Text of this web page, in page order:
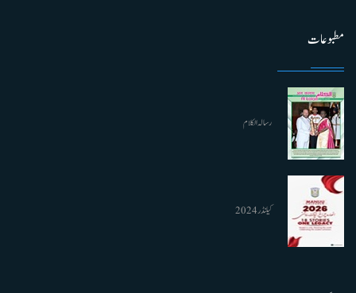
مطبوعات
رسالہ الکلام
کیلنڈر 2024